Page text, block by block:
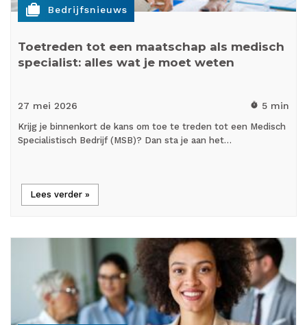
cases Bedrijfsnieuws
Toetreden tot een maatschap als medisch
specialist: alles wat je moet weten
27 mei 2026 timer 5 min
Krijg je binnenkort de kans om toe te treden tot een Medisch
Specialistisch Bedrijf (MSB)? Dan sta je aan het…
Lees verder »